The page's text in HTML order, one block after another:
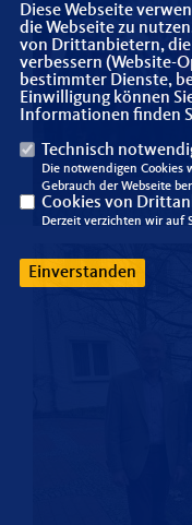
Diese Webseite
die Webseite zu
von Drittanbietern, die
verbessern (Website-
bestimmter Dienste,
Einwilligung können
Informationen finden
Technisch
Die notwendigen Cookies
Gebrauch der Webseite
Cookies von
Derzeit verzichten wir auf
Einverstanden